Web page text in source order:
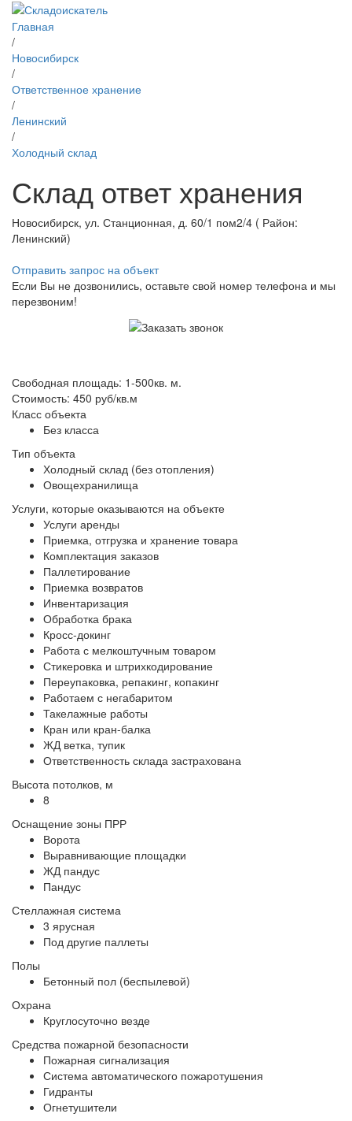
Главная
/
Новосибирск
/
Ответственное хранение
/
Ленинский
/
Холодный склад
Склад ответ хранения
Новосибирск, ул. Станционная, д. 60/1 пом2/4 ( Район:
Ленинский)
Отправить запрос на объект
Если Вы не дозвонились, оставьте свой номер телефона и мы
перезвоним!
Свободная площадь: 1-500кв. м.
Стоимость: 450 руб/кв.м
Класс объекта
Без класса
Тип объекта
Холодный склад (без отопления)
Овощехранилища
Услуги, которые оказываются на объекте
Услуги аренды
Приемка, отгрузка и хранение товара
Комплектация заказов
Паллетирование
Приемка возвратов
Инвентаризация
Обработка брака
Кросс-докинг
Работа с мелкоштучным товаром
Стикеровка и штрихкодирование
Переупаковка, репакинг, копакинг
Работаем с негабаритом
Такелажные работы
Кран или кран-балка
ЖД ветка, тупик
Ответственность склада застрахована
Высота потолков, м
8
Оснащение зоны ПРР
Ворота
Выравнивающие площадки
ЖД пандус
Пандус
Стеллажная система
3 ярусная
Под другие паллеты
Полы
Бетонный пол (беспылевой)
Охрана
Круглосуточно везде
Средства пожарной безопасности
Пожарная сигнализация
Система автоматического пожаротушения
Гидранты
Огнетушители